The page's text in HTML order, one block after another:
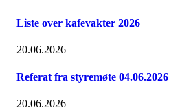
Liste over kafevakter 2026
20.06.2026
Referat fra styremøte 04.06.2026
20.06.2026